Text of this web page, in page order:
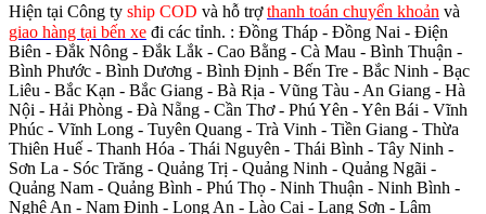
Hiện tại Công ty ship COD và hỗ trợthanh toán chuyển khoản và
giao hàng tại bến xe đi các tỉnh. : Đồng Tháp - Đồng Nai - Điện
Biên - Đắk Nông - Đắk Lắk - Cao Bằng - Cà Mau - Bình Thuận -
Bình Phước - Bình Dương - Bình Định - Bến Tre - Bắc Ninh - Bạc
Liêu - Bắc Kạn - Bắc Giang - Bà Rịa - Vũng Tàu - An Giang - Hà
Nội - Hải Phòng - Đà Nẵng - Cần Thơ - Phú Yên - Yên Bái - Vĩnh
Phúc - Vĩnh Long - Tuyên Quang - Trà Vinh - Tiền Giang - Thừa
Thiên Huế - Thanh Hóa - Thái Nguyên - Thái Bình - Tây Ninh -
Sơn La - Sóc Trăng - Quảng Trị - Quảng Ninh - Quảng Ngãi -
Quảng Nam - Quảng Bình - Phú Thọ - Ninh Thuận - Ninh Bình -
Nghệ An - Nam Định - Long An - Lào Cai - Lạng Sơn - Lâm